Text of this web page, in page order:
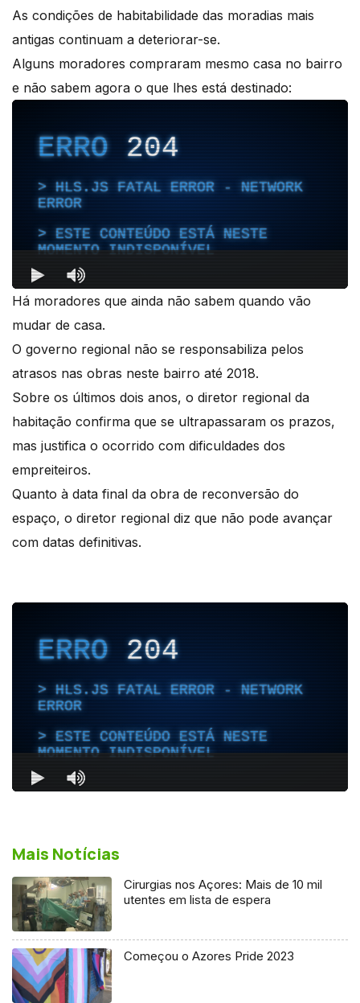
As condições de habitabilidade das moradias mais
antigas continuam a deteriorar-se.
Alguns moradores compraram mesmo casa no bairro
e não sabem agora o que lhes está destinado:
Há moradores que ainda não sabem quando vão
mudar de casa.
O governo regional não se responsabiliza pelos
atrasos nas obras neste bairro até 2018.
Sobre os últimos dois anos, o diretor regional da
habitação confirma que se ultrapassaram os prazos,
mas justifica o ocorrido com dificuldades dos
empreiteiros.
Quanto à data final da obra de reconversão do
espaço, o diretor regional diz que não pode avançar
com datas definitivas.
Mais Notícias
Cirurgias nos Açores: Mais de 10 mil
utentes em lista de espera
Começou o Azores Pride 2023